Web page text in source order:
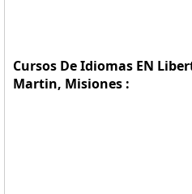
Cursos De Idiomas EN
Martin, Misiones :